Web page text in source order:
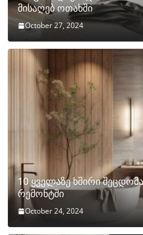
მისაღებ ოთახში
October 27, 2024
10 ყველაზე ხშირი
რემონტში
October 24, 2024